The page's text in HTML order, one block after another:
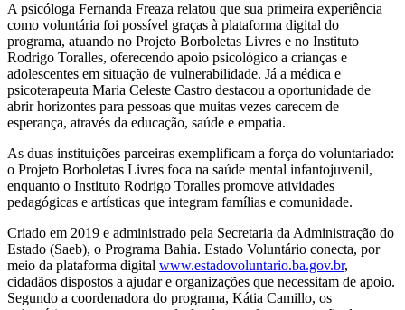
A psicóloga Fernanda Freaza relatou que sua primeira experiência
como voluntária foi possível graças à plataforma digital do
programa, atuando no Projeto Borboletas Livres e no Instituto
Rodrigo Toralles, oferecendo apoio psicológico a crianças e
adolescentes em situação de vulnerabilidade. Já a médica e
psicoterapeuta Maria Celeste Castro destacou a oportunidade de
abrir horizontes para pessoas que muitas vezes carecem de
esperança, através da educação, saúde e empatia.
As duas instituições parceiras exemplificam a força do voluntariado:
o Projeto Borboletas Livres foca na saúde mental infantojuvenil,
enquanto o Instituto Rodrigo Toralles promove atividades
pedagógicas e artísticas que integram famílias e comunidade.
Criado em 2019 e administrado pela Secretaria da Administração do
Estado (Saeb), o Programa Bahia. Estado Voluntário conecta, por
meio da plataforma digital www.estadovoluntario.ba.gov.br,
cidadãos dispostos a ajudar e organizações que necessitam de apoio.
Segundo a coordenadora do programa, Kátia Camillo, os